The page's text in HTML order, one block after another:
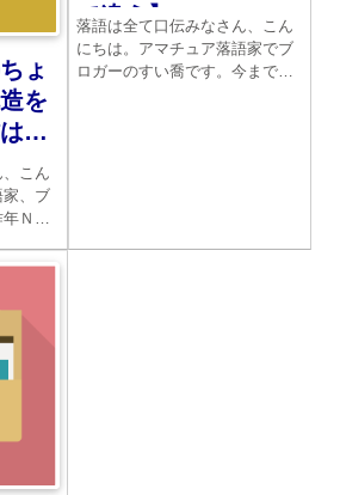
ょ
を
グ
こん
家、ブ
ＮＨ
も多い
ん原
年
で
て違う】
落語は全て口伝みなさん、こん
にちは。アマチュア落語家でブ
ロガーのすい喬です。今まで落